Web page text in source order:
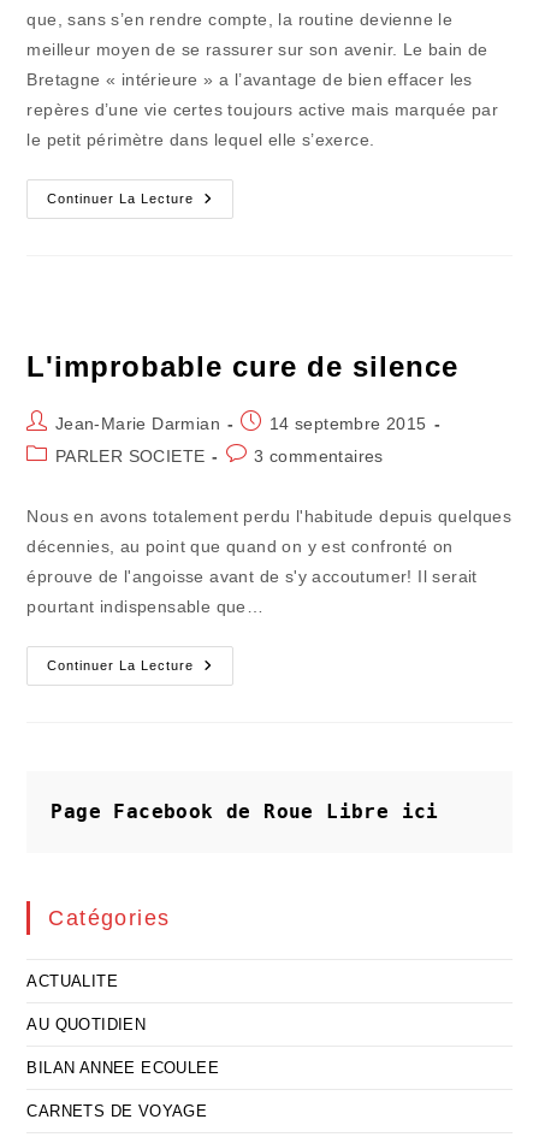
que, sans s’en rendre compte, la routine devienne le
meilleur moyen de se rassurer sur son avenir. Le bain de
Bretagne « intérieure » a l’avantage de bien effacer les
repères d’une vie certes toujours active mais marquée par
le petit périmètre dans lequel elle s’exerce.
Continuer La Lecture
Le
Coeur
L'improbable cure de silence
Auteur/autrice
de
Jean-Marie Darmian
Publication
publiée :
14 septembre 2015
PostPARLER SOCIETE
Commentaires
publication :
3 commentaires
Nous en avons totalement perdu l'habitude depuis quelques
décennies, au point que quand on y est confronté on
éprouve de l'angoisse avant de s'y accoutumer! Il serait
pourtant indispensable que…
Continuer La Lecture
L'improbable
Cure
Page Facebook de Roue Libre ici
Catégories
ACTUALITE
AU QUOTIDIEN
BILAN ANNEE ECOULEE
CARNETS DE VOYAGE